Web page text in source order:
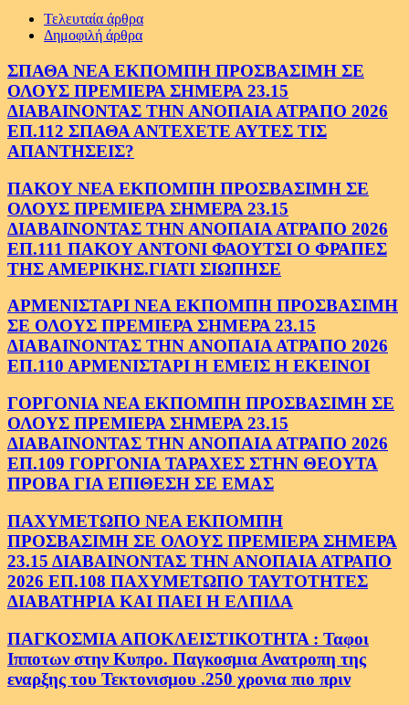
Τελευταία άρθρα
Δημοφιλή άρθρα
ΣΠΑΘΑ ΝΕΑ ΕΚΠΟΜΠΗ ΠΡΟΣΒΑΣΙΜΗ ΣΕ
ΟΛΟΥΣ ΠΡΕΜΙΕΡΑ ΣΗΜΕΡΑ 23.15
ΔΙΑΒΑΙΝΟΝΤΑΣ ΤΗΝ ΑΝΟΠΑΙΑ ΑΤΡΑΠΟ 2026
ΕΠ.112 ΣΠΑΘΑ ΑΝΤΕΧΕΤΕ ΑΥΤΕΣ ΤΙΣ
ΑΠΑΝΤΗΣΕΙΣ?
ΠΑΚΟΥ ΝΕΑ ΕΚΠΟΜΠΗ ΠΡΟΣΒΑΣΙΜΗ ΣΕ
ΟΛΟΥΣ ΠΡΕΜΙΕΡΑ ΣΗΜΕΡΑ 23.15
ΔΙΑΒΑΙΝΟΝΤΑΣ ΤΗΝ ΑΝΟΠΑΙΑ ΑΤΡΑΠΟ 2026
ΕΠ.111 ΠΑΚΟΥ ΑΝΤΟΝΙ ΦΑΟΥΤΣΙ Ο ΦΡΑΠΕΣ
ΤΗΣ ΑΜΕΡΙΚΗΣ.ΓΙΑΤΙ ΣΙΩΠΗΣΕ
ΑΡΜΕΝΙΣΤΑΡΙ ΝΕΑ ΕΚΠΟΜΠΗ ΠΡΟΣΒΑΣΙΜΗ
ΣΕ ΟΛΟΥΣ ΠΡΕΜΙΕΡΑ ΣΗΜΕΡΑ 23.15
ΔΙΑΒΑΙΝΟΝΤΑΣ ΤΗΝ ΑΝΟΠΑΙΑ ΑΤΡΑΠΟ 2026
ΕΠ.110 ΑΡΜΕΝΙΣΤΑΡΙ Η ΕΜΕΙΣ Η ΕΚΕΙΝΟΙ
ΓΟΡΓΟΝΙΑ ΝΕΑ ΕΚΠΟΜΠΗ ΠΡΟΣΒΑΣΙΜΗ ΣΕ
ΟΛΟΥΣ ΠΡΕΜΙΕΡΑ ΣΗΜΕΡΑ 23.15
ΔΙΑΒΑΙΝΟΝΤΑΣ ΤΗΝ ΑΝΟΠΑΙΑ ΑΤΡΑΠΟ 2026
ΕΠ.109 ΓΟΡΓΟΝΙΑ ΤΑΡΑΧΕΣ ΣΤΗΝ ΘΕΟΥΤΑ
ΠΡΟΒΑ ΓΙΑ ΕΠΙΘΕΣΗ ΣΕ ΕΜΑΣ
ΠΑΧΥΜΕΤΩΠΟ ΝΕΑ ΕΚΠΟΜΠΗ
ΠΡΟΣΒΑΣΙΜΗ ΣΕ ΟΛΟΥΣ ΠΡΕΜΙΕΡΑ ΣΗΜΕΡΑ
23.15 ΔΙΑΒΑΙΝΟΝΤΑΣ ΤΗΝ ΑΝΟΠΑΙΑ ΑΤΡΑΠΟ
2026 ΕΠ.108 ΠΑΧΥΜΕΤΩΠΟ ΤΑΥΤΟΤΗΤΕΣ
ΔΙΑΒΑΤΗΡΙΑ ΚΑΙ ΠΑΕΙ Η ΕΛΠΙΔΑ
ΠΑΓΚΟΣΜΙΑ ΑΠΟΚΛΕΙΣΤΙΚΟΤΗΤΑ : Ταφοι
Ιπποτων στην Κυπρο. Παγκοσμια Ανατροπη της
εναρξης του Τεκτονισμου .250 χρονια πιο πριν